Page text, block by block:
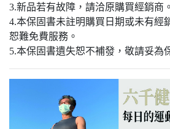
3.新品若有故障，請洽原購買經銷商。
4.本保固書未註明購買日期或未有經
恕難免費服務。
5.本保固書遺失恕不補發，敬請妥為